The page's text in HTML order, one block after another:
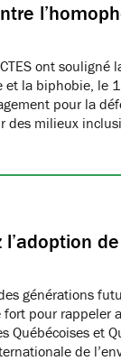
ont souligné
la biphobie, le
pour la
des milieux
générations
pour rappeler
Québécoises et
de